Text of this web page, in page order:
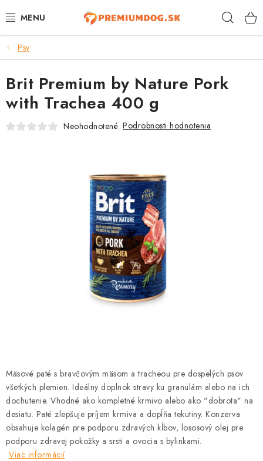
na
TOP 100 PRODUKTOV
NOVINKY
AKCIE
VONKAJŠIE VTÁCTVO
GELOREN KĽBOVÁ VÝŽIVA
CHOVATEĽSKÉ POTREBY
Psy
Mäsové paté s bravčovým mäsom a tracheou pre dospelých psov
všetkých plemien. Ideálny doplnok stravy ku granulám alebo na ich
dochutenie. Vhodné ako kompletné krmivo alebo ako "dobrota" na
desiatu. Paté zlepšuje príjem krmiva a dopĺňa tekutiny. Konzerva
obsahuje kolagén pre podporu zdravých kĺbov, lososový olej pre
podporu zdravej pokožky a srsti a ovocia s bylinkami.
Viac informácií
Brit Premium by Nature Pork
with Trachea 400 g
Neohodnotené Podrobnosti hodnotenia